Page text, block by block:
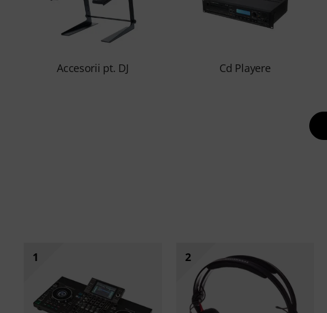
Accesorii pt. DJ Cd Playere
1 2